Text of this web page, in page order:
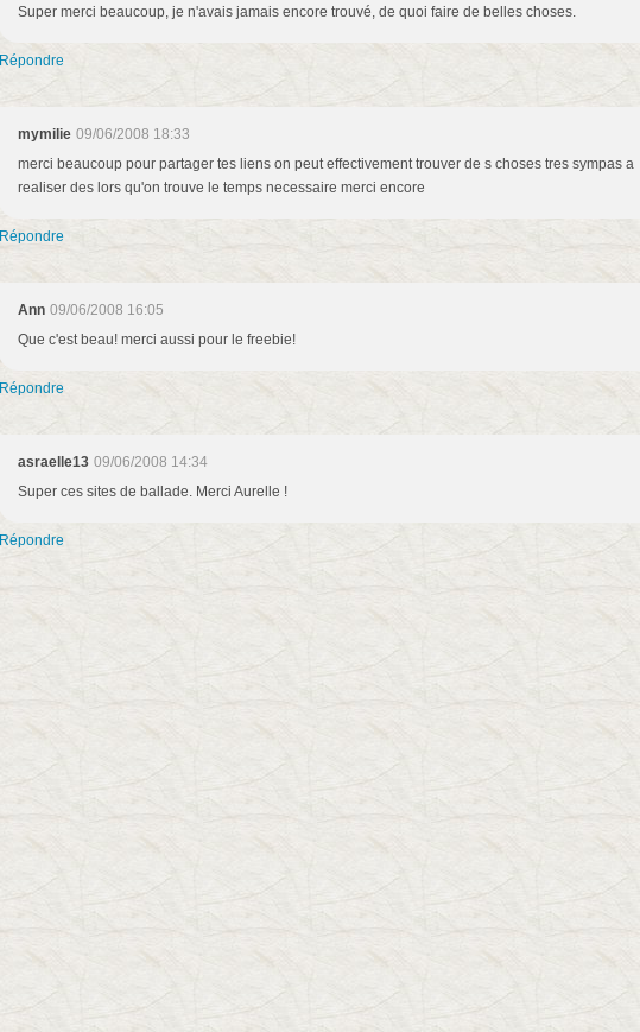
Super merci beaucoup, je n'avais jamais encore trouvé, de quoi faire de belles choses.
Répondre
mymilie 09/06/2008 18:33
merci beaucoup pour partager tes liens on peut effectivement trouver de s choses tres sympas a
realiser des lors qu'on trouve le temps necessaire merci encore
Répondre
Ann 09/06/2008 16:05
Que c'est beau! merci aussi pour le freebie!
Répondre
asraelle13 09/06/2008 14:34
Super ces sites de ballade. Merci Aurelle !
Répondre